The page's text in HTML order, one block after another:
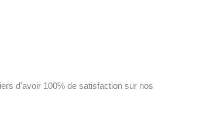
d'avoir 100% de satisfaction sur nos